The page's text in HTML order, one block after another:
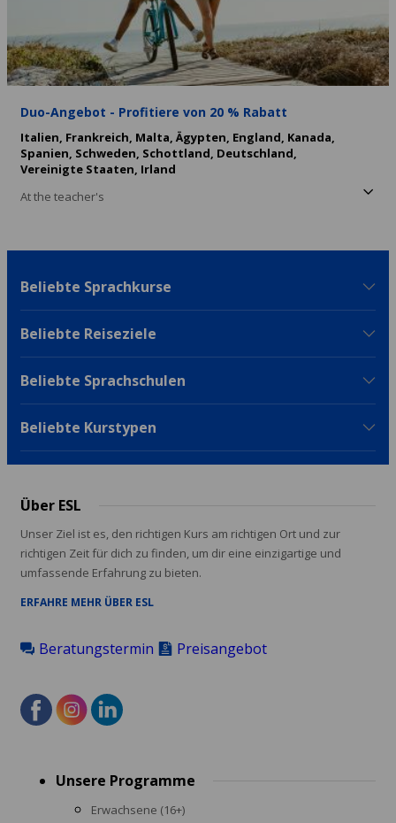
Duo-Angebot - Profitiere von 20 % Rabatt
Italien, Frankreich, Malta, Ägypten, England, Kanada,
Spanien, Schweden, Schottland, Deutschland,
Vereinigte Staaten, Irland
At the teacher's
Beliebte Sprachkurse
Beliebte Reiseziele
Beliebte Sprachschulen
Beliebte Kurstypen
Über ESL
Unser Ziel ist es, den richtigen Kurs am richtigen Ort und zur
richtigen Zeit für dich zu finden, um dir eine einzigartige und
umfassende Erfahrung zu bieten.
ERFAHRE MEHR ÜBER ESL
Beratungstermin Preisangebot
menuUnsere Programme
Erwachsene (16+)